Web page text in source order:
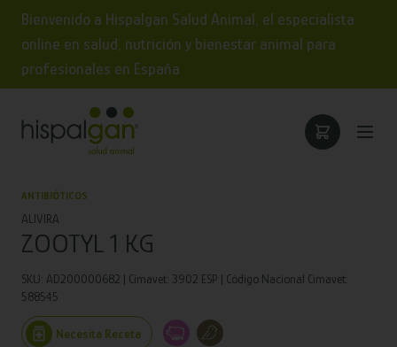
Bienvenido a Hispalgan Salud Animal, el especialista
online en salud, nutrición y bienestar animal para
profesionales en España
ANTIBIÓTICOS
ALIVIRA
ZOOTYL 1 KG
SKU: AD200000682 | Cimavet: 3902 ESP | Código Nacional Cimavet:
588545
Necesita Receta